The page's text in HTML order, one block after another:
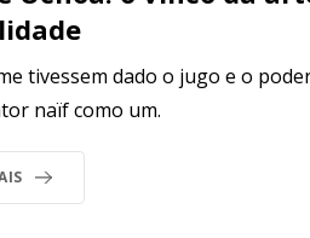
tivessem dado o jugo e o
naïf como um.